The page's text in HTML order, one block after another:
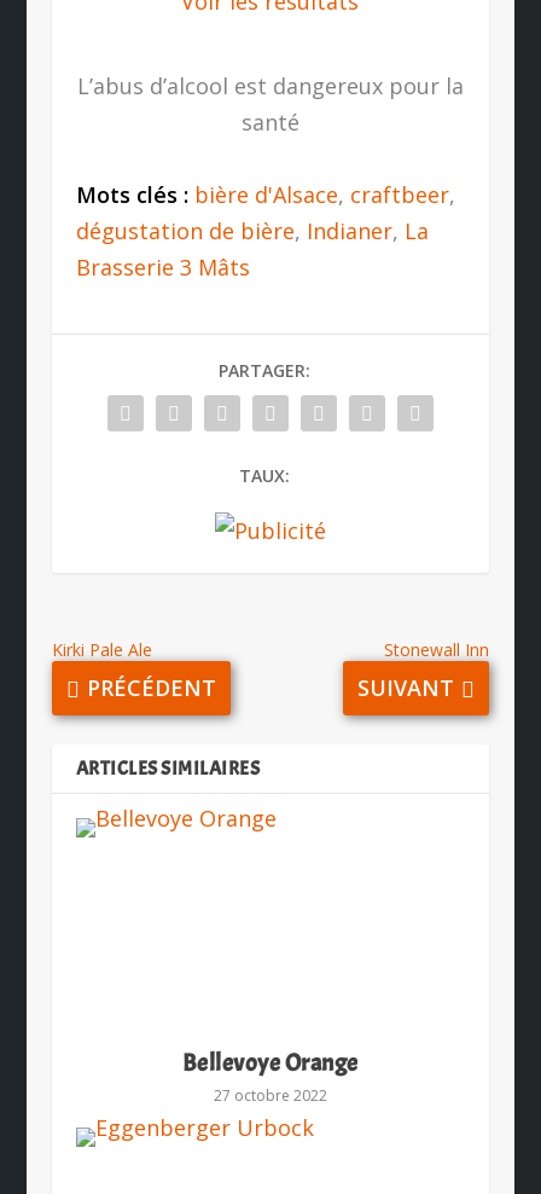
L’abus d’alcool est dangereux pour la
santé
Mots clés : bière d'Alsace, craftbeer,
dégustation de bière, Indianer, La
Brasserie 3 Mâts
PARTAGER:
TAUX:
Kirki Pale Ale
PRÉCÉDENT
Stonewall Inn
SUIVANT
ARTICLES SIMILAIRES
Bellevoye Orange
27 octobre 2022